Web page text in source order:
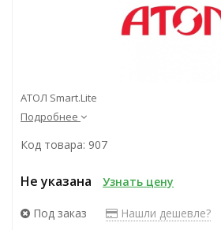
АТОЛ Smart.Lite
Подробнее
Код товара: 907
Не указана Узнать цену
Под заказ Нашли дешевле?